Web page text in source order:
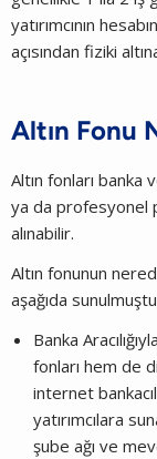
yatırımcının
açısından fiziki
Altın Fonu
Altın fonları banka
ya da profesyonel
alınabilir.
Altın fonunun
aşağıda
Banka
fonları hem de
internet
yatırımcılara
şube ağı ve